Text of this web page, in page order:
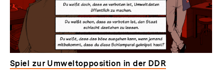
Spiel zur Umweltopposition in der DDR